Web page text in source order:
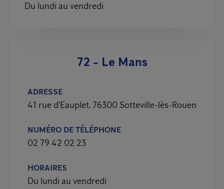
Du lundi au vendredi
72 - Le Mans
ADRESSE
41 rue d'Eauplet, 76300 Sotteville-lès-Rouen
NUMÉRO DE TÉLÉPHONE
02 79 42 02 23
HORAIRES
Du lundi au vendredi